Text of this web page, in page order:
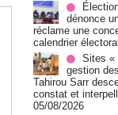
dénonce
réclame une
calendrier électoral
Sites «
gestion
Tahirou Sarr
constat et
05/08/2026